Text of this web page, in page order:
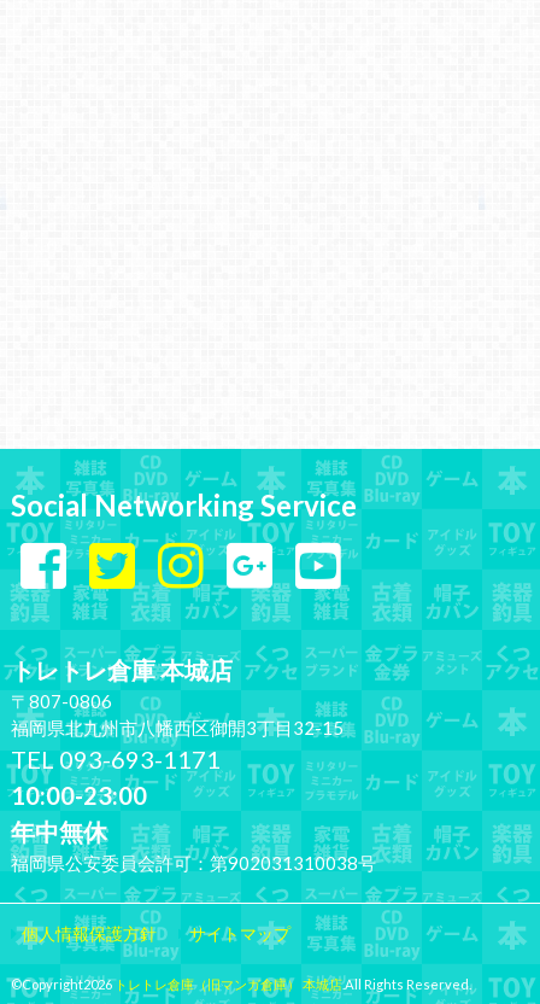
Social Networking Service
トレトレ倉庫 本城店
〒807-0806
福岡県北九州市八幡西区御開3丁目32-15
TEL 093-693-1171
10:00-23:00
年中無休
福岡県公安委員会許可：第902031310038号
個人情報保護方針 サイトマップ
©Copyright2026トレトレ倉庫（旧マンガ倉庫） 本城店.All Rights Reserved.